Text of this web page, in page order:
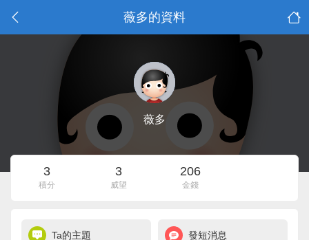
薇多的資料
薇多
3
積分
3
威望
206
金錢
Ta的主題 發短消息